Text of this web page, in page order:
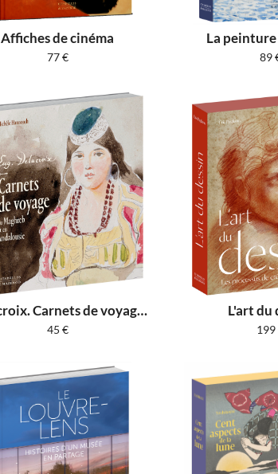
Affiches de cinéma
77€
La
89
Delacroix. Carnets de voyage au Maghreb et en Andalousie
45 €
L'art du
199